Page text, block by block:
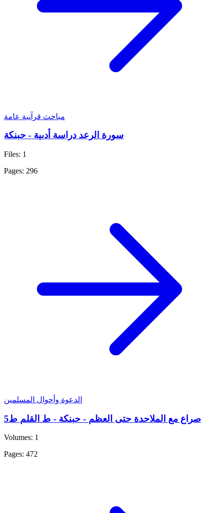
مباحث قرآنية عامة
سورة الرعد دراسة أدبية - حبنكة
Files: 1
Pages: 296
الدعوة وأحوال المسلمين
صراع مع الملاحدة حتى العظم - حبنكة - ط القلم ط5
Volumes: 1
Pages: 472